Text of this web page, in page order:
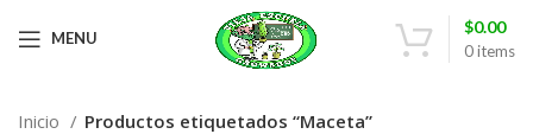
MENU
0items
$0.00
Inicio
Productos etiquetados “Maceta”